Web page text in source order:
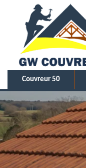
Couvreur 50